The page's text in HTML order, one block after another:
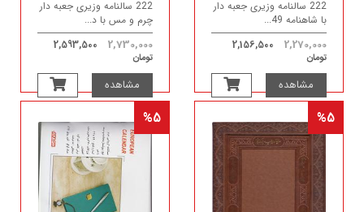
222 سالنامه وزیری جعبه دار
با شاهنامه 49...
2,270,000
2,156,500
تومان
مشاهده
222 سالنامه وزیری جعبه دار
چرم و مس با د...
2,730,000
2,593,500
تومان
مشاهده
%5
%5